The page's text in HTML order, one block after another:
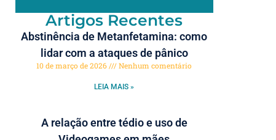
Artigos Recentes
Abstinência de Metanfetamina: como
lidar com a ataques de pânico
10 de março de 2026 Nenhum comentário
LEIA MAIS »
A relação entre tédio e uso de